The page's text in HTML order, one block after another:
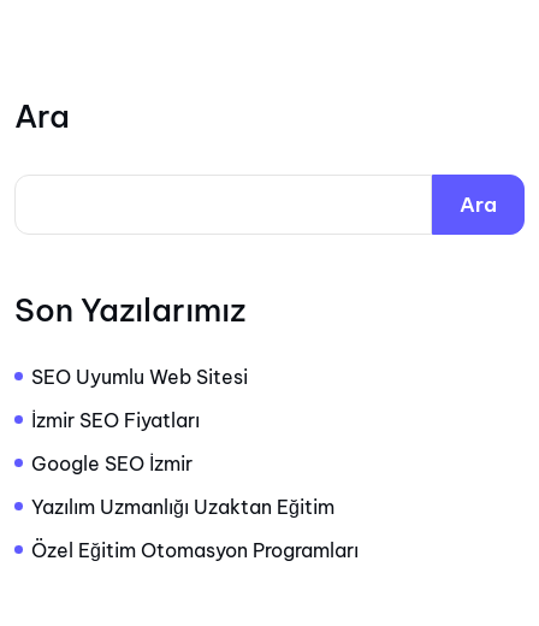
Ara
Ara
Son Yazılarımız
SEO Uyumlu Web Sitesi
İzmir SEO Fiyatları
Google SEO İzmir
Yazılım Uzmanlığı Uzaktan Eğitim
Özel Eğitim Otomasyon Programları